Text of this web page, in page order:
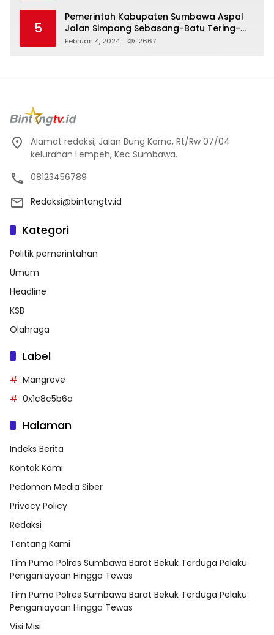
5
Pemerintah Kabupaten Sumbawa Aspal
Jalan Simpang Sebasang-Batu Tering-
Lito
Februari 4, 2024 2667
Alamat redaksi, Jalan Bung Karno, Rt/Rw 07/04
kelurahan Lempeh, Kec Sumbawa.
08123456789
Redaksi@bintangtv.id
Kategori
Politik pemerintahan
Umum
Headline
KSB
Olahraga
Label
Mangrove
0x1c8c5b6a
Halaman
Indeks Berita
Kontak Kami
Pedoman Media Siber
Privacy Policy
Redaksi
Tentang Kami
Tim Puma Polres Sumbawa Barat Bekuk Terduga Pelaku
Penganiayaan Hingga Tewas
Tim Puma Polres Sumbawa Barat Bekuk Terduga Pelaku
Penganiayaan Hingga Tewas
Visi Misi